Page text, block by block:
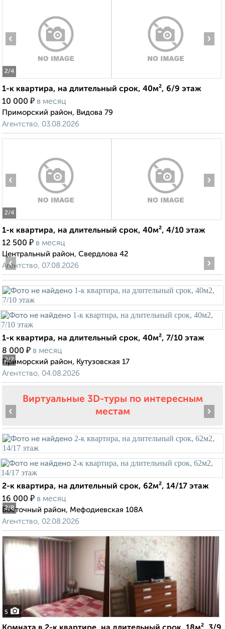
2/4
‹ ›
1-к квартира, на длительный срок, 40м², 6/9 этаж
10 000 ₽ в месяц
Приморский район, Видова 79
Агентство, 03.08.2026
2/4
‹ ›
1-к квартира, на длительный срок, 40м², 4/10 этаж
12 500 ₽ в месяц
Центральный район, Свердлова 42
Агентство, 07.08.2026
2/7
‹ ›
1-к квартира, на длительный срок, 40м², 7/10 этаж
8 000 ₽ в месяц
Приморский район, Кутузовская 17
Агентство, 04.08.2026
Виртуальные 3D-туры по интересным
местам
2/8
‹ ›
2-к квартира, на длительный срок, 62м², 14/17 этаж
16 000 ₽ в месяц
Восточный район, Мефодиевская 108А
Агентство, 02.08.2026
5